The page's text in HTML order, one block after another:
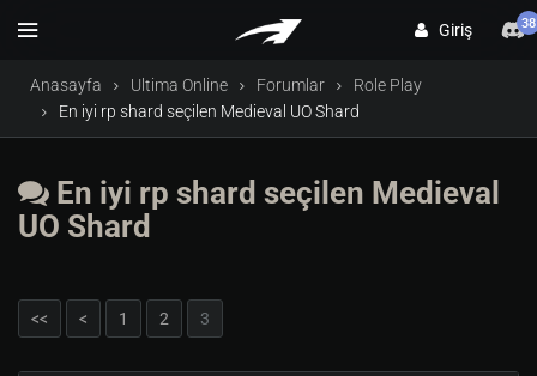
Giriş 38
Anasayfa Ultima Online Forumlar
Role Play
En iyi rp shard seçilen Medieval UO Shard
En iyi rp shard seçilen Medieval
UO Shard
<< < 1 2 3